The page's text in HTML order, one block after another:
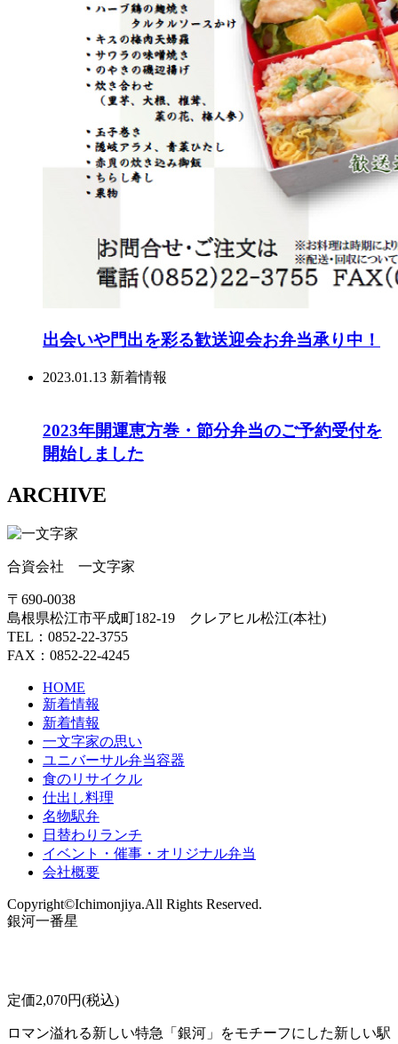
出会いや門出を彩る歓送迎会お弁当承り中！
2023.01.13 新着情報
2023年開運恵方巻・節分弁当のご予約受付を
開始しました
ARCHIVE
合資会社 一文字家
〒690-0038
島根県松江市平成町182-19 クレアヒル松江(本社)
TEL：0852-22-3755
FAX：0852-22-4245
HOME
新着情報
新着情報
一文字家の思い
ユニバーサル弁当容器
食のリサイクル
仕出し料理
名物駅弁
日替わりランチ
イベント・催事・オリジナル弁当
会社概要
Copyright©Ichimonjiya.All Rights Reserved.
銀河一番星
定価2,070円(税込)
ロマン溢れる新しい特急「銀河」をモチーフにした新しい駅